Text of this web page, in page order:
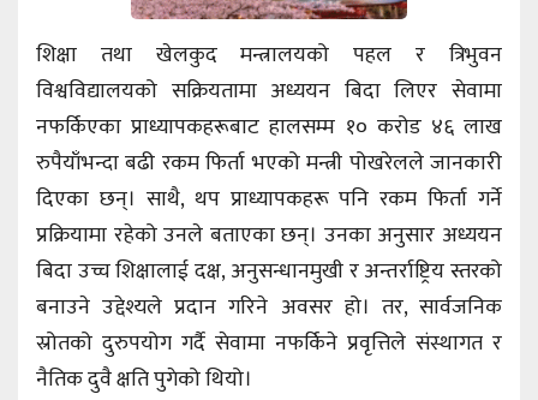
शिक्षा तथा खेलकुद मन्त्रालयको पहल र त्रिभुवन
विश्वविद्यालयको सक्रियतामा अध्ययन बिदा लिएर सेवामा
नफर्किएका प्राध्यापकहरूबाट हालसम्म १० करोड ४६ लाख
रुपैयाँभन्दा बढी रकम फिर्ता भएको मन्त्री पोखरेलले जानकारी
दिएका छन्। साथै, थप प्राध्यापकहरू पनि रकम फिर्ता गर्ने
प्रक्रियामा रहेको उनले बताएका छन्। उनका अनुसार अध्ययन
बिदा उच्च शिक्षालाई दक्ष, अनुसन्धानमुखी र अन्तर्राष्ट्रिय स्तरको
बनाउने उद्देश्यले प्रदान गरिने अवसर हो। तर, सार्वजनिक
स्रोतको दुरुपयोग गर्दै सेवामा नफर्किने प्रवृत्तिले संस्थागत र
नैतिक दुवै क्षति पुगेको थियो।